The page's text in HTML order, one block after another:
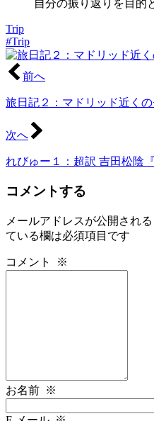
自分の振り返りを目的
Trip
#Trip
前へ
旅日記２：マドリッド近く
次へ
れびゅー１：超訳 吉田松陰
コメントする
メールアドレスが公開され
ている欄は必須項目です
コメント ※
お名前 ※